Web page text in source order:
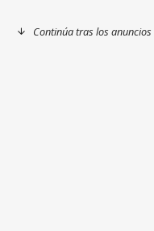
Continúa tras los anuncios